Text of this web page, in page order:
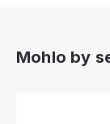
Mohlo by